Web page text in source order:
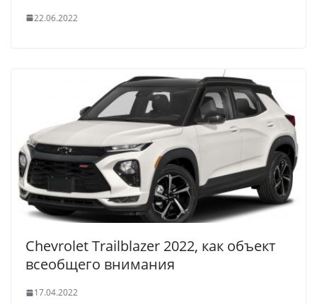
22.06.2022
Chevrolet Trailblazer 2022, как объект
всеобщего внимания
17.04.2022